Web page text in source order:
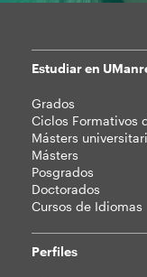
Mapa
web
Estudiar en
Grados
Ciclos Formativos
Másters
Másters
Posgrados
Doctorados
Cursos de Idiomas
Perfiles